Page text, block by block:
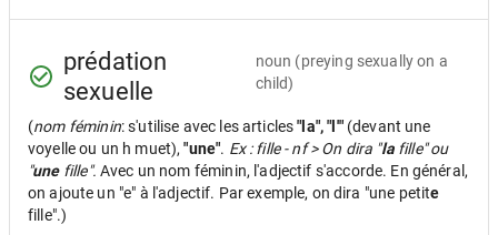
prédation
sexuelle
noun (preying sexually on a
child)
(nom féminin: s'utilise avec les articles"la", "l'" (devant une
voyelle ou un h muet),"une". Ex : fille - nf > On dira "lafille" ou
"unefille". Avec un nom féminin, l'adjectif s'accorde. En général,
on ajoute un "e" à l'adjectif. Par exemple, on dira "une petite
fille".)